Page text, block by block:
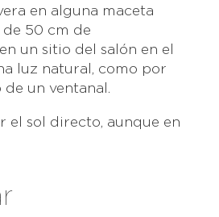
en alguna maceta
50 cm de
un sitio del salón en el
luz natural, como por
un ventanal.
el sol directo, aunque en